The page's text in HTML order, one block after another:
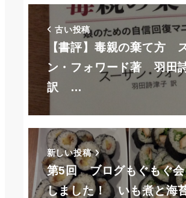
古い投稿
【書評】毒親の棄て方
ン・フォワード著 羽田
訳 …
新しい投稿
第5回 ブログもぐもぐ会
しました！ いも煮と海